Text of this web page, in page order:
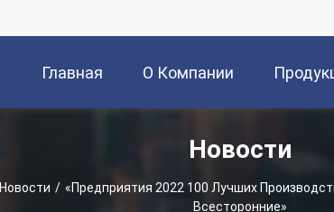
Главная О Компании
Новости
Новости / «Предприятия 2022 100 Лучших
Всесторонние»